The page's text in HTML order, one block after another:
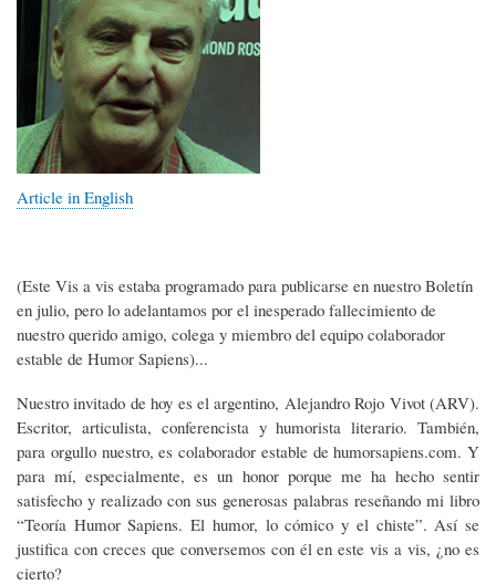
Article in English
(Este Vis a vis estaba programado para publicarse en nuestro Boletín
en julio, pero lo adelantamos por el inesperado fallecimiento de
nuestro querido amigo, colega y miembro del equipo colaborador
estable de Humor Sapiens)...
Nuestro invitado de hoy es el argentino, Alejandro Rojo Vivot (ARV).
Escritor, articulista, conferencista y humorista literario. También,
para orgullo nuestro, es colaborador estable de humorsapiens.com. Y
para mí, especialmente, es un honor porque me ha hecho sentir
satisfecho y realizado con sus generosas palabras reseñando mi libro
“Teoría Humor Sapiens. El humor, lo cómico y el chiste”. Así se
justifica con creces que conversemos con él en este vis a vis, ¿no es
cierto?